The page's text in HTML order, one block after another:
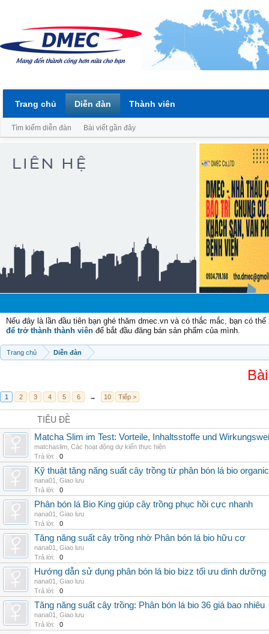
Nếu đây là lần đầu tiên bạn ghé thăm dmec.vn và có thắc mắc, bạn có
để trở thành thành viên để bắt đầu đăng bán sản phẩm của mình.
Trang chủ Diễn đàn
1 2 3 4 5 6 → 10 Tiếp >
TIÊU ĐỀ
Matcha Slim im Test: Vorteile, Inhaltsstoffe und
matchaslim Các hoạt động dự kiến thực hiện
Trả lời:
0
Kỹ thuật tăng năng suất cây trồng từ phân bón lá bio organic
nana01
Giao lưu
Trả lời:
0
Phân bón lá Bio King giúp cây trồng phục hồi cực nhanh
nana01
Giao lưu
Trả lời:
0
Tăng năng suất cây trồng nhờ Phân bón lá bio hữu cơ
nana01
Giao lưu
Trả lời:
0
Hướng dẫn sử dụng phân bón lá bio bizz tối ưu dinh dưỡng
nana01
Giao lưu
Trả lời:
0
Tăng năng suất cây trồng: Phân bón lá bio 36 giá bao nhiêu
nana01
Giao lưu
Trả lời:
0
Trang chủ Diễn đàn
Tìm kiếm diễn đàn Bài viết gần đây
Thành viên